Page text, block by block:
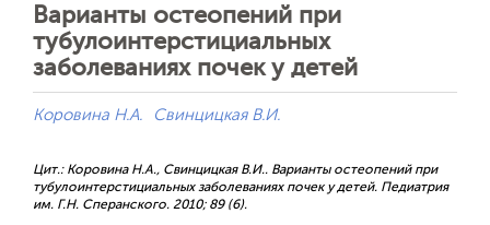
Варианты остеопений при
тубулоинтерстициальных
заболеваниях почек у детей
Коровина Н.А. Свинцицкая В.И.
Цит.: Коровина Н.А., Свинцицкая В.И.. Варианты остеопений при
тубулоинтерстициальных заболеваниях почек у детей. Педиатрия
им. Г.Н. Сперанского. 2010; 89 (6).